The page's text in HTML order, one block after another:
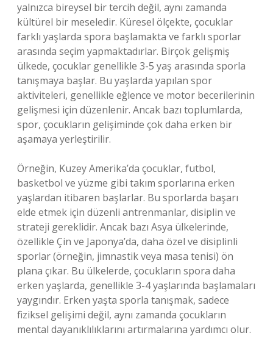
yalnızca bireysel bir tercih değil, aynı zamanda
kültürel bir meseledir. Küresel ölçekte, çocuklar
farklı yaşlarda spora başlamakta ve farklı sporlar
arasında seçim yapmaktadırlar. Birçok gelişmiş
ülkede, çocuklar genellikle 3-5 yaş arasında sporla
tanışmaya başlar. Bu yaşlarda yapılan spor
aktiviteleri, genellikle eğlence ve motor becerilerinin
gelişmesi için düzenlenir. Ancak bazı toplumlarda,
spor, çocukların gelişiminde çok daha erken bir
aşamaya yerleştirilir.
Örneğin, Kuzey Amerika’da çocuklar, futbol,
basketbol ve yüzme gibi takım sporlarına erken
yaşlardan itibaren başlarlar. Bu sporlarda başarı
elde etmek için düzenli antrenmanlar, disiplin ve
strateji gereklidir. Ancak bazı Asya ülkelerinde,
özellikle Çin ve Japonya’da, daha özel ve disiplinli
sporlar (örneğin, jimnastik veya masa tenisi) ön
plana çıkar. Bu ülkelerde, çocukların spora daha
erken yaşlarda, genellikle 3-4 yaşlarında başlamaları
yaygındır. Erken yaşta sporla tanışmak, sadece
fiziksel gelişimi değil, aynı zamanda çocukların
mental dayanıklılıklarını artırmalarına yardımcı olur.